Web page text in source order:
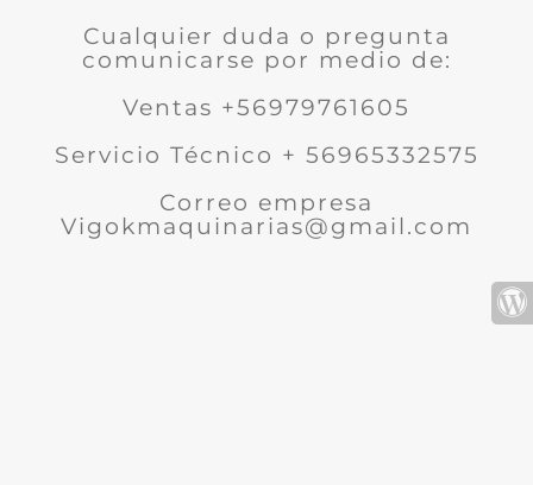
Cualquier duda o pregunta
comunicarse por medio de:
Ventas +56979761605
Servicio Técnico + 56965332575
Correo empresa
Vigokmaquinarias@gmail.com